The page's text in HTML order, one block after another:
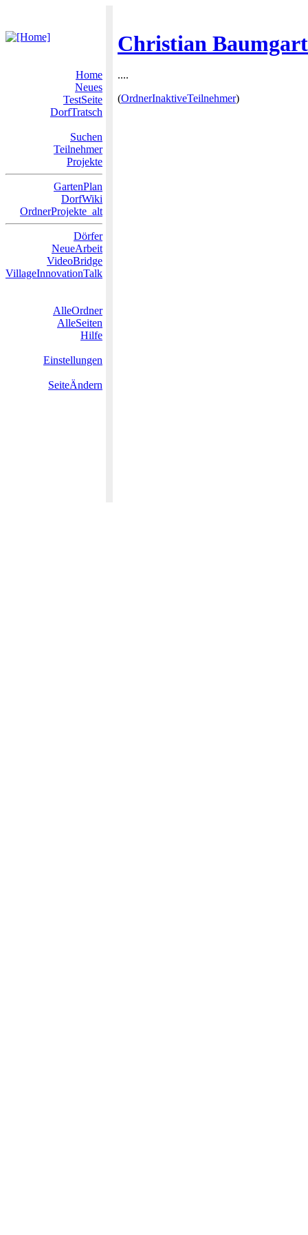
Christian
Home
Neues
TestSeite
DorfTratsch
Suchen
Teilnehmer
Projekte
GartenPlan
DorfWiki
OrdnerProjekte_alt
Dörfer
NeueArbeit
VideoBridge
VillageInnovationTalk
AlleOrdner
AlleSeiten
Hilfe
Einstellungen
SeiteÄndern
....
(OrdnerInaktiveTeilnehmer)